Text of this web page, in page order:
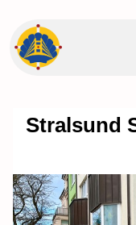
Stralsund